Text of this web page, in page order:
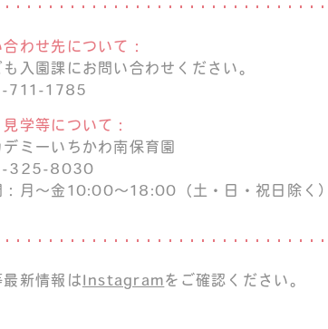
わせ先について：
入園課にお問い合わせください。
711-1785
学等について：
ミーいちかわ南保育園
325-8030
月～金10:00～18:00（土・日・祝日除く）
最新情報は Instagramをご確認ください。